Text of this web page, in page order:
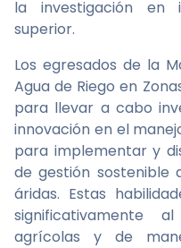
la investigación en
superior.
Los egresados de la
Agua de Riego en
para llevar a cabo
innovación en el
para implementar y
de gestión sostenible
áridas. Estas
significativamente
agrícolas y de